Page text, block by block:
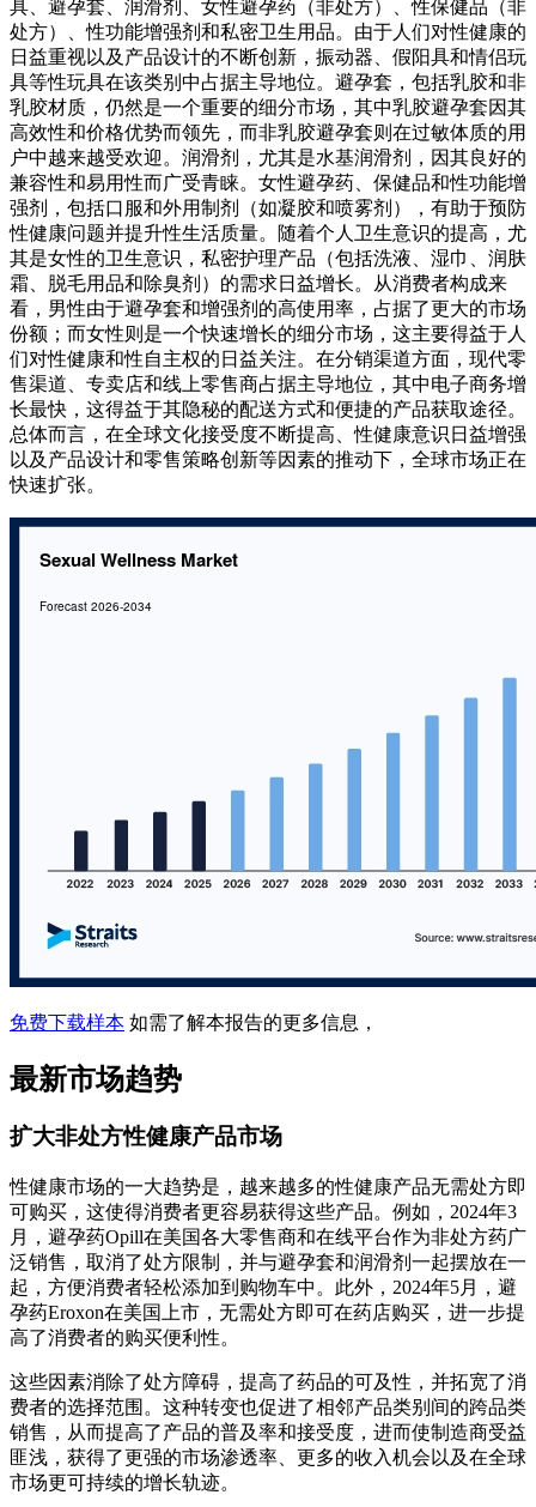
具、避孕套、润滑剂、女性避孕药（非处方）、性保健品（非
处方）、性功能增强剂和私密卫生用品。由于人们对性健康的
日益重视以及产品设计的不断创新，振动器、假阳具和情侣玩
具等性玩具在该类别中占据主导地位。避孕套，包括乳胶和非
乳胶材质，仍然是一个重要的细分市场，其中乳胶避孕套因其
高效性和价格优势而领先，而非乳胶避孕套则在过敏体质的用
户中越来越受欢迎。润滑剂，尤其是水基润滑剂，因其良好的
兼容性和易用性而广受青睐。女性避孕药、保健品和性功能增
强剂，包括口服和外用制剂（如凝胶和喷雾剂），有助于预防
性健康问题并提升性生活质量。随着个人卫生意识的提高，尤
其是女性的卫生意识，私密护理产品（包括洗液、湿巾、润肤
霜、脱毛用品和除臭剂）的需求日益增长。从消费者构成来
看，男性由于避孕套和增强剂的高使用率，占据了更大的市场
份额；而女性则是一个快速增长的细分市场，这主要得益于人
们对性健康和性自主权的日益关注。在分销渠道方面，现代零
售渠道、专卖店和线上零售商占据主导地位，其中电子商务增
长最快，这得益于其隐秘的配送方式和便捷的产品获取途径。
总体而言，在全球文化接受度不断提高、性健康意识日益增强
以及产品设计和零售策略创新等因素的推动下，全球市场正在
快速扩张。
免费下载样本 如需了解本报告的更多信息，
最新市场趋势
扩大非处方性健康产品市场
性健康市场的一大趋势是，越来越多的性健康产品无需处方即
可购买，这使得消费者更容易获得这些产品。例如，2024年3
月，避孕药Opill在美国各大零售商和在线平台作为非处方药广
泛销售，取消了处方限制，并与避孕套和润滑剂一起摆放在一
起，方便消费者轻松添加到购物车中。此外，2024年5月，避
孕药Eroxon在美国上市，无需处方即可在药店购买，进一步提
高了消费者的购买便利性。
这些因素消除了处方障碍，提高了药品的可及性，并拓宽了消
费者的选择范围。这种转变也促进了相邻产品类别间的跨品类
销售，从而提高了产品的普及率和接受度，进而使制造商受益
匪浅，获得了更强的市场渗透率、更多的收入机会以及在全球
市场更可持续的增长轨迹。